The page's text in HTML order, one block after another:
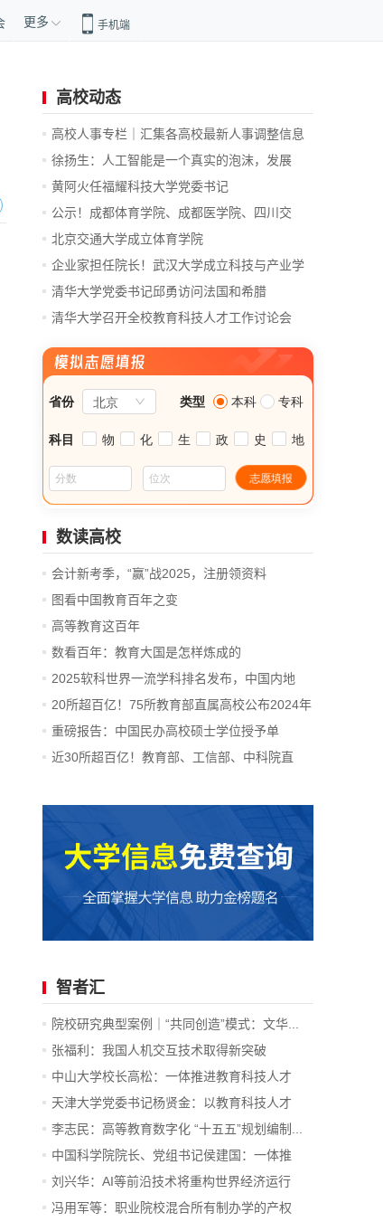
更多 手机端
高校动态
高校人事专栏｜汇集各高校最新人事调整信息
徐扬生：人工智能是一个真实的泡沫，发展
前...
黄阿火任福耀科技大学党委书记
公示！成都体育学院、成都医学院、四川交
通...
北京交通大学成立体育学院
企业家担任院长！武汉大学成立科技与产业学
院
清华大学党委书记邱勇访问法国和希腊
清华大学召开全校教育科技人才工作讨论会
数读高校
会计新考季，“赢”战2025，注册领资料
图看中国教育百年之变
高等教育这百年
数看百年：教育大国是怎样炼成的
2025软科世界一流学科排名发布，中国内地
14...
20所超百亿！75所教育部直属高校公布2024年
决算
重磅报告：中国民办高校硕士学位授予单
位、...
近30所超百亿！教育部、工信部、中科院直
智者汇
院校研究典型案例｜“共同创造”模式：文华...
张福利：我国人机交互技术取得新突破
中山大学校长高松：一体推进教育科技人才
发...
天津大学党委书记杨贤金：以教育科技人才
一...
李志民：高等教育数字化 “十五五”规划编制...
中国科学院院长、党组书记侯建国：一体推
进...
刘兴华：AI等前沿技术将重构世界经济运行
底...
冯用军等：职业院校混合所有制办学的产权